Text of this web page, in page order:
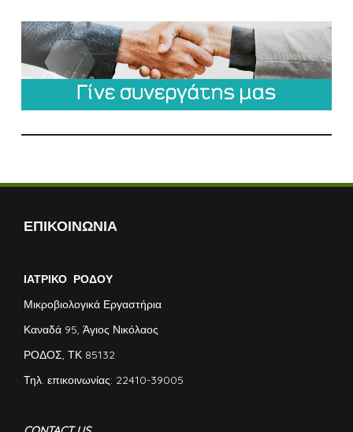
ΕΠΙΚΟΙΝΩΝΙΑ
ΙΑΤΡΙΚΟ ΡΟΔΟΥ
Μικροβιολογικά Εργαστήρια
Καναδά 95, Άγιος Νικόλαος
ΡΟΔΟΣ, ΤΚ 85132
Τηλ. επικοινωνίας: 22410-39005